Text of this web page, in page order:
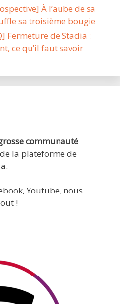
À l’aube de sa
sa troisième bougie
Fermeture de Stadia :
ce qu’il faut savoir
communauté
la plateforme de
Youtube, nous
!